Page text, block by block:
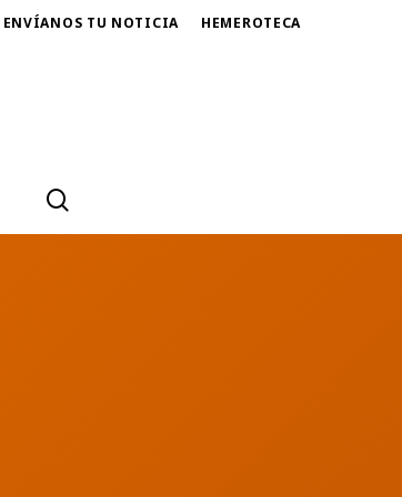
ENVÍANOS TU NOTICIA HEMEROTECA